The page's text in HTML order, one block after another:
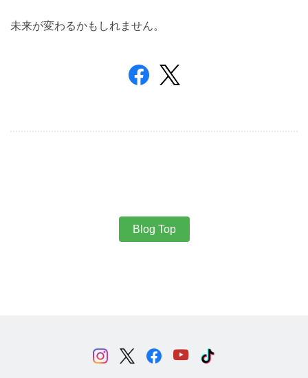
未来が変わるかもしれません。
Blog Top